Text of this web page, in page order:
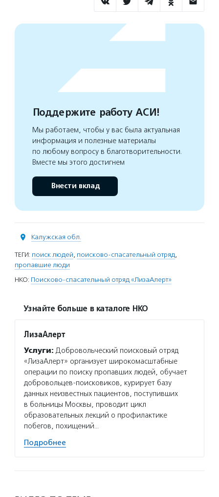
Поддержите работу АСИ!
Мы работаем, чтобы у вас была актуальная
информация и полезные материалы
по любому вопросу в благотворительности.
Вместе мы этого достигнем
Внести вклад
Калужская обл.
ТЕГИ: поиск людей, поисково-спасательный отряд,
пропавшие люди
НКО: Поисково-спасательный отряд «ЛизаАлерт»
Узнайте больше в каталоге НКО
ЛизаАлерт
Услуги: Добровольческий поисковый отряд
«ЛизаАлерт» организует широкомасштабные
операции по поиску пропавших людей, обучает
добровольцев-поисковиков, курирует базу
данных неизвестных пациентов, поступивших
в больницы Москвы, проводит цикл
образовательных лекций о профилактике
побегов, похищений…
Подробнее